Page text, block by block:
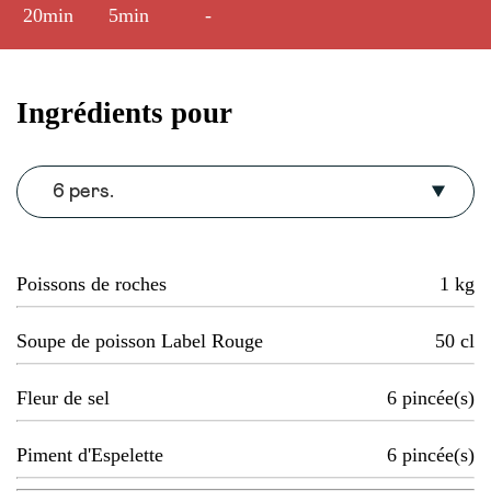
20min 5min -
Ingrédients pour
6 pers.
Poissons de roches 1 kg
Soupe de poisson Label Rouge 50 cl
Fleur de sel 6 pincée(s)
Piment d'Espelette 6 pincée(s)